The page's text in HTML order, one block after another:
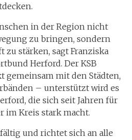
in der Region nicht
zu bringen, sondern
zu stärken, sagt Franziska
Herford. Der KSB
gemeinsam mit den Städten,
– unterstützt wird es
die sich seit Jahren für
im Kreis stark macht.
und richtet sich an alle